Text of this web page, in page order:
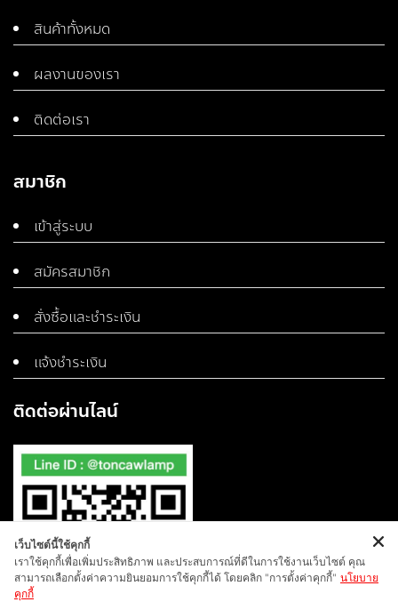
สินค้าทั้งหมด
ผลงานของเรา
ติดต่อเรา
สมาชิก
เข้าสู่ระบบ
สมัครสมาชิก
สั่งซื้อและชำระเงิน
แจ้งชำระเงิน
ติดต่อผ่านไลน์
เว็บไซต์นี้ใช้คุกกี้
เราใช้คุกกี้เพื่อเพิ่มประสิทธิภาพ และประสบการณ์ที่ดีในการใช้งานเว็บไซต์ คุณ
สามารถเลือกตั้งค่าความยินยอมการใช้คุกกี้ได้ โดยคลิก "การตั้งค่าคุกกี้" นโยบาย
คุกกี้